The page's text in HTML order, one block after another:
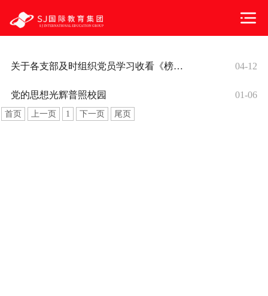
关于各支部及时组织党员学习收看《榜样6》通知公告 04-12
党的思想光辉普照校园 01-06
首页 上一页 1 下一页 尾页